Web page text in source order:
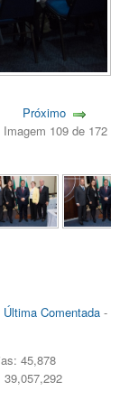
Próximo
Imagem 109 de 172
Última Comentada-
45,878